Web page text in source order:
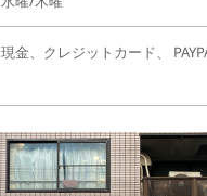
現金、クレジットカード、